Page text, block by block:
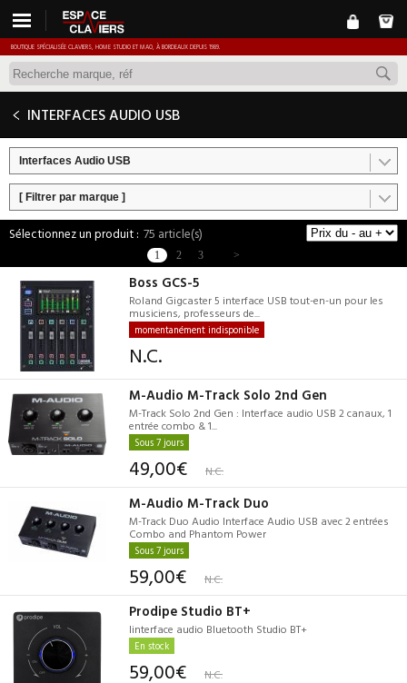
BOUTIQUE SPÉCIALISÉE CLAVIERS, HOME STUDIO ET MAO, À BORDEAUX DEPUIS 1989.
INTERFACES AUDIO USB
Interfaces Audio USB
[ Filtrer par marque ]
75 article(s)
1 2 3 >
Boss GCS-5
Roland Gigcaster 5 interface USB tout-en-un pour les
musiciens, professeurs de...
momentanément indisponible
N.C.
M-Audio M-Track Solo 2nd Gen
M-Track Solo 2nd Gen : Interface audio USB 2 canaux, 1
entrée combo & 1...
Sous 7 jours
49,00€ N.C.
M-Audio M-Track Duo
M-Track Duo Audio Interface Audio USB avec 2 entrées
Combo and Phantom Power
Sous 7 jours
59,00€ N.C.
Prodipe Studio BT+
Iinterface audio Bluetooth Studio BT+
En stock
59,00€ N.C.